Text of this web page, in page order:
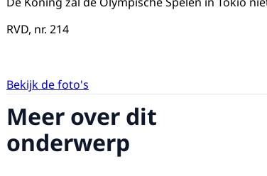
RVD, nr. 214
Bekijk de foto's
Meer over dit
onderwerp